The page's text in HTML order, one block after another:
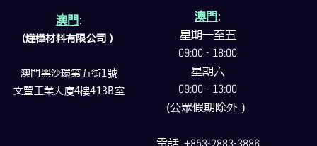
澳門:
(燁樺材料有限公司）
澳門黑沙環第五街1號
文豐工業大廈4樓413B室
澳門:
星期一至五
09:00 - 18:00
星期六
09:00 - 13:00
(公眾假期除外）
電話